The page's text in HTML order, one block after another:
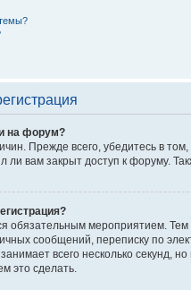
на форум?
Прежде всего, убедитесь в
ли вам закрыт доступ к форуму.
обязательным мероприятием.
сообщений, переписку по
всего несколько
это сделать.